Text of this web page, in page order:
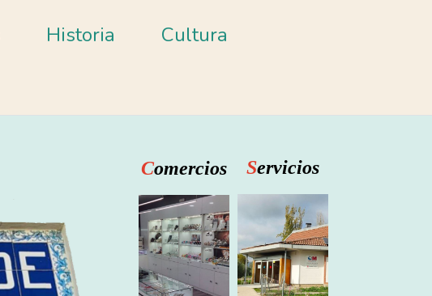
Historia
Cultura
Comercios Servicios